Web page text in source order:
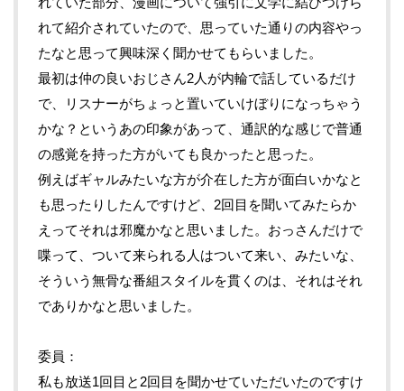
れて紹介されていたので、思っていた通りの内容やっ
たなと思って興味深く聞かせてもらいました。
最初は仲の良いおじさん2人が内輪で話しているだけ
で、リスナーがちょっと置いていけぼりになっちゃう
かな？というあの印象があって、通訳的な感じで普通
の感覚を持った方がいても良かったと思った。
例えばギャルみたいな方が介在した方が面白いかなと
も思ったりしたんですけど、2回目を聞いてみたらか
えってそれは邪魔かなと思いました。おっさんだけで
喋って、ついて来られる人はついて来い、みたいな、
そういう無骨な番組スタイルを貫くのは、それはそれ
でありかなと思いました。
委員
私も放送1回目と2回目を聞かせていただいたのですけ